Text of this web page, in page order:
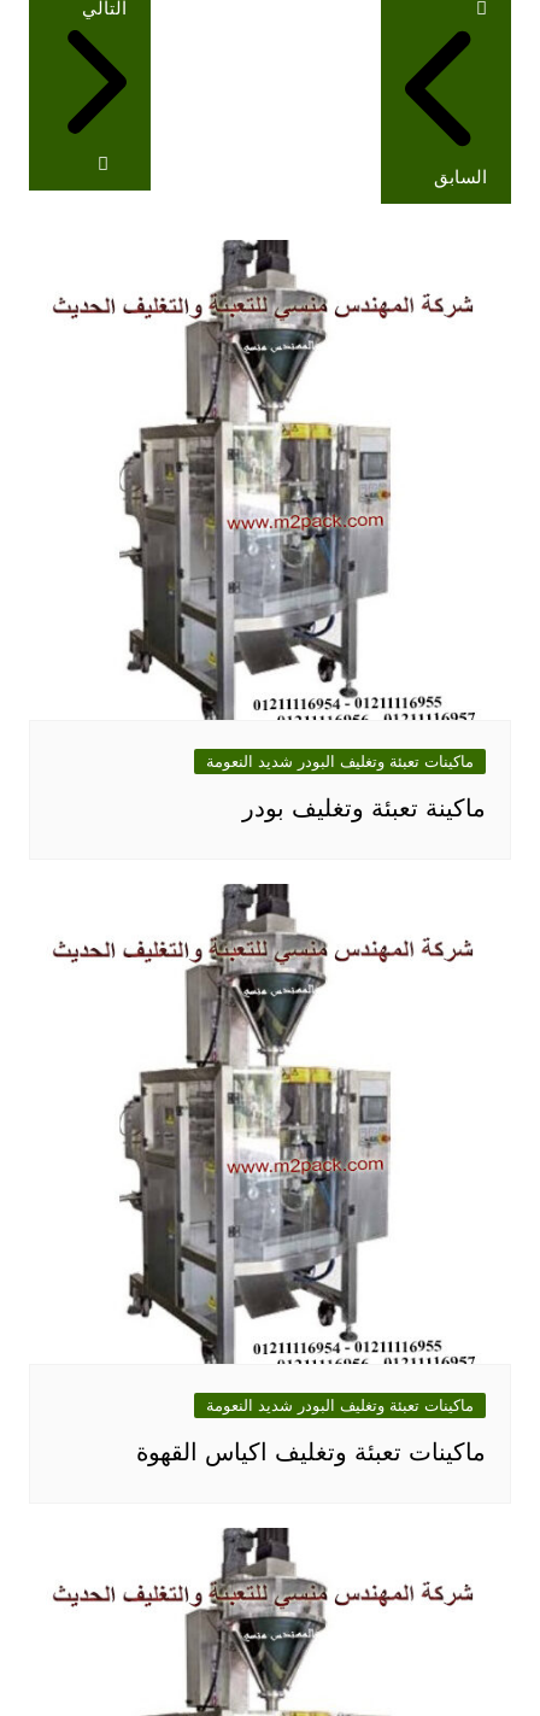
المقالات
السابق
التالي
ماكينات تعبئة وتغليف البودر شديد النعومة
ماكينة تعبئة وتغليف بودر
ماكينات تعبئة وتغليف البودر شديد النعومة
ماكينات تعبئة وتغليف اكياس القهوة